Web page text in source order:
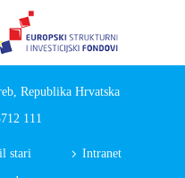
Republika Hrvatska
111
stari Intranet